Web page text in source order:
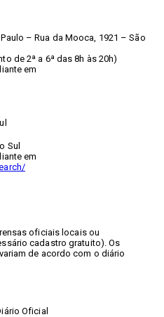
– Rua da Mooca, 1921 – São
de 2ª a 6ª das 8h às 20h)
em
Sul
em
oficiais locais ou
cadastro gratuito). Os
de acordo com o diário
Oficial